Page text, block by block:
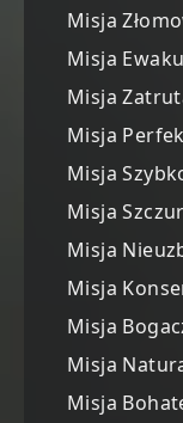
Misja
Misja
Misja
Misja
Misja
Misja
Misja
Misja
Misja
Misja
Misja